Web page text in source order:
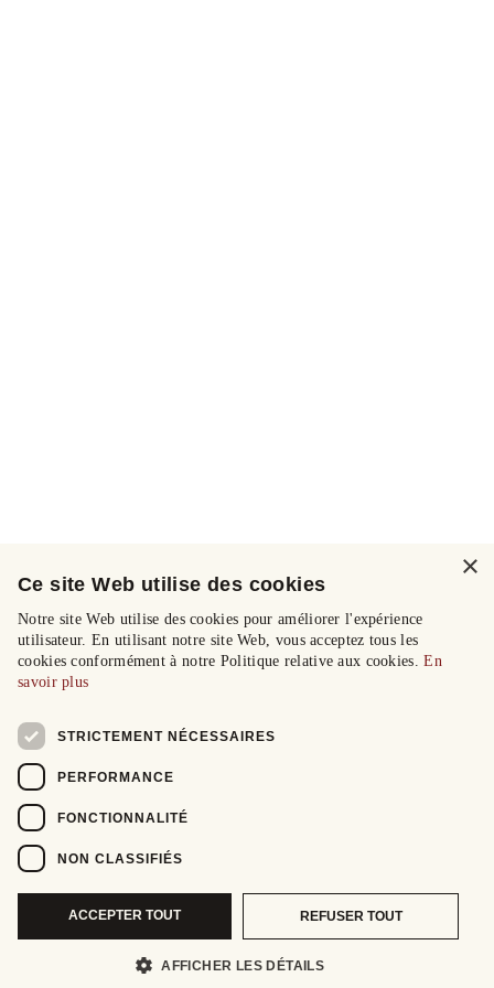
×
Ce site Web utilise des cookies
Notre site Web utilise des cookies pour améliorer l'expérience
utilisateur. En utilisant notre site Web, vous acceptez tous les
cookies conformément à notre Politique relative aux cookies.En
savoir plus
STRICTEMENT NÉCESSAIRES
PERFORMANCE
FONCTIONNALITÉ
NON CLASSIFIÉS
ACCEPTER TOUT REFUSER TOUT
AFFICHER LES DÉTAILS